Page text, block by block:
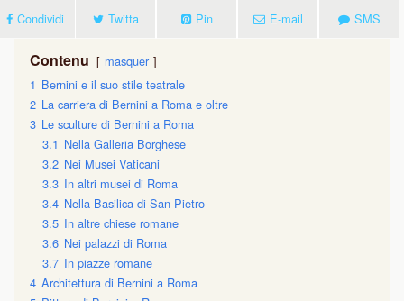
Condividi
Twitta Pin E-mail SMS
Contenu
masquer
1 Bernini e il suo stile teatrale
2 La carriera di Bernini a Roma e oltre
3 Le sculture di Bernini a Roma
3.1 Nella Galleria Borghese
3.2 Nei Musei Vaticani
3.3 In altri musei di Roma
3.4 Nella Basilica di San Pietro
3.5 In altre chiese romane
3.6 Nei palazzi di Roma
3.7 In piazze romane
4 Architettura di Bernini a Roma